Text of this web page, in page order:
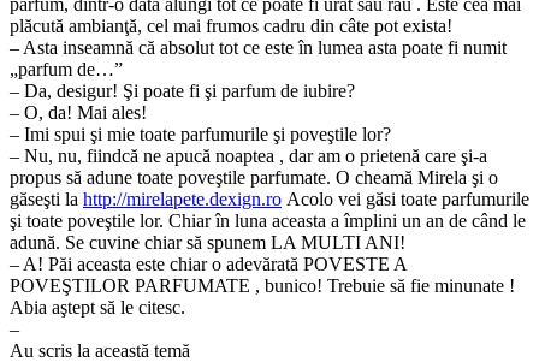
plăcută ambianţă, cel mai frumos cadru din câte pot exista!
– Asta inseamnă că absolut tot ce este în lumea asta poate fi numit
„parfum de…”
– Da, desigur! Şi poate fi şi parfum de iubire?
– O, da! Mai ales!
– Imi spui şi mie toate parfumurile şi poveştile lor?
– Nu, nu, fiindcă ne apucă noaptea , dar am o prietenă care şi-a
propus să adune toate poveştile parfumate. O cheamă Mirela şi o
găseşti la http://mirelapete.dexign.ro Acolo vei găsi toate parfumurile
şi toate poveştile lor. Chiar în luna aceasta a împlini un an de când le
adună. Se cuvine chiar să spunem LA MULTI ANI!
– A! Păi aceasta este chiar o adevărată POVESTE A
POVEŞTILOR PARFUMATE , bunico! Trebuie să fie minunate !
Abia aştept să le citesc.
–
Au scris la această temă